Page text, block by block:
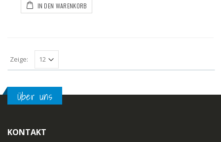
IN DEN WARENKORB
Zeige:
Über uns
KONTAKT